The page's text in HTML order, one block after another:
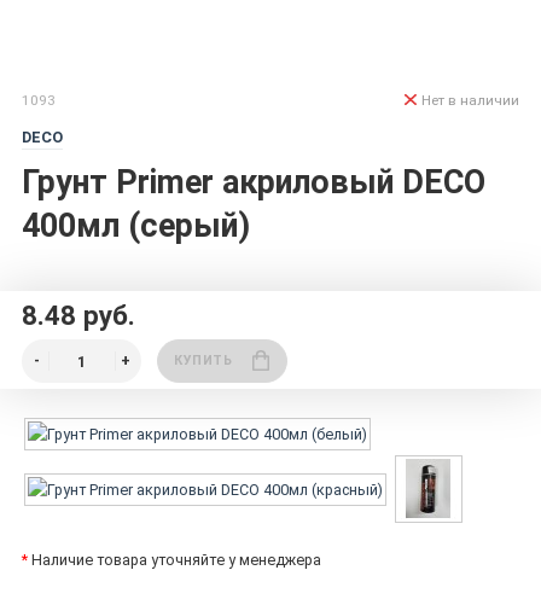
1093
DECO
Грунт Primer акриловый DECO
400мл (серый)
Нет в наличии
8.48 руб.
КУПИТЬ
* Наличие товара уточняйте у менеджера